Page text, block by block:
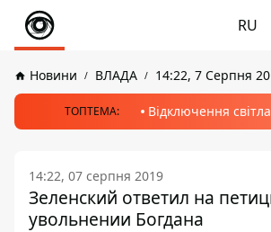
RU
Новини ВЛАДА 14:22, 7 Серпня
ТОПТЕМА: Відключення
14:22, 07 серпня 2019
Зеленский ответил на
увольнении Богдана